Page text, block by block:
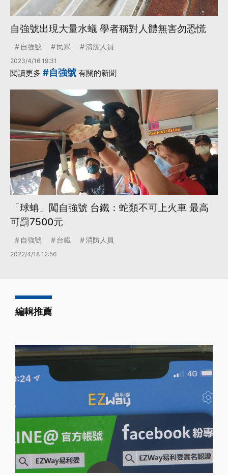
自強號出現大量水蟻 學者稱對人體無害勿恐慌
自強號 民眾 清潔人員
2023/4/16 19:31
閱讀更多 #自強號 有關的新聞
「球蚺」闖自強號 台鐵：蛇類不可上火車 最高
可罰7500元
自強號 台鐵 消防人員
2022/4/18 12:56
編輯推薦